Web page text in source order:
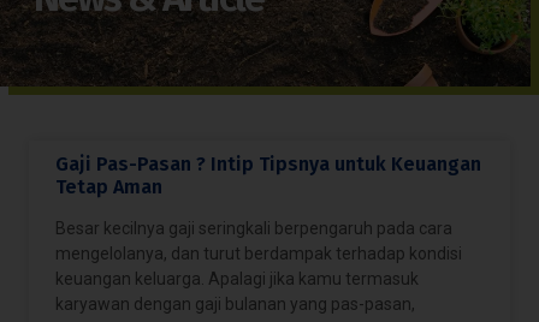
Gaji Pas-Pasan ? Intip Tipsnya untuk Keuangan
Tetap Aman
Besar kecilnya gaji seringkali berpengaruh pada cara
mengelolanya, dan turut berdampak terhadap kondisi
keuangan keluarga. Apalagi jika kamu termasuk
karyawan dengan gaji bulanan yang pas-pasan,